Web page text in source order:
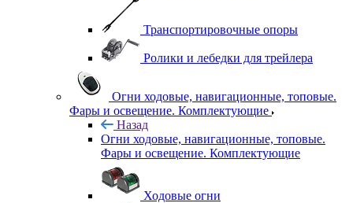
Транспортировочные опоры
Ролики и лебедки для трейлера
Огни ходовые, навигационные, топовые.
Фары и освещение. Комплектующие
Назад
Огни ходовые, навигационные, топовые.
Фары и освещение. Комплектующие
Ходовые огни